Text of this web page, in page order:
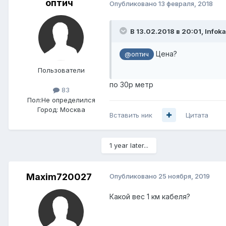
оптич
Пользователи
83
Пол:Не определился
Город: Москва
Опубликовано 13 февраля, 2018
В 13.02.2018 в 20:01,
@оптич Цена?
по 30р метр
Вставить ник Цитата
1 year later...
Maxim720027 Опубликовано 25 ноября, 2019
Какой вес 1 км кабеля?